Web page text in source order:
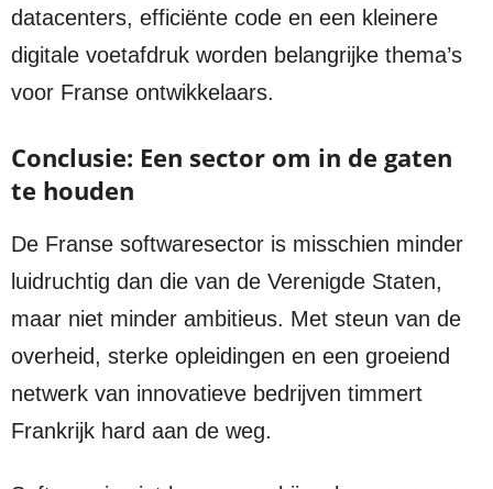
datacenters, efficiënte code en een kleinere
digitale voetafdruk worden belangrijke thema’s
voor Franse ontwikkelaars.
Conclusie: Een sector om in de gaten
te houden
De Franse softwaresector is misschien minder
luidruchtig dan die van de Verenigde Staten,
maar niet minder ambitieus. Met steun van de
overheid, sterke opleidingen en een groeiend
netwerk van innovatieve bedrijven timmert
Frankrijk hard aan de weg.